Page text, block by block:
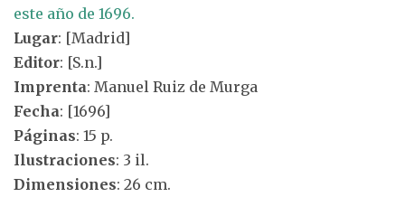
este año de 1696.
Lugar: [Madrid]
Editor: [S.n.]
Imprenta: Manuel Ruiz de Murga
Fecha: [1696]
Páginas: 15 p.
Ilustraciones: 3 il.
Dimensiones: 26 cm.